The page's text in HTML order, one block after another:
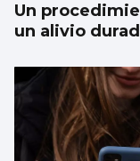
Un
un alivio